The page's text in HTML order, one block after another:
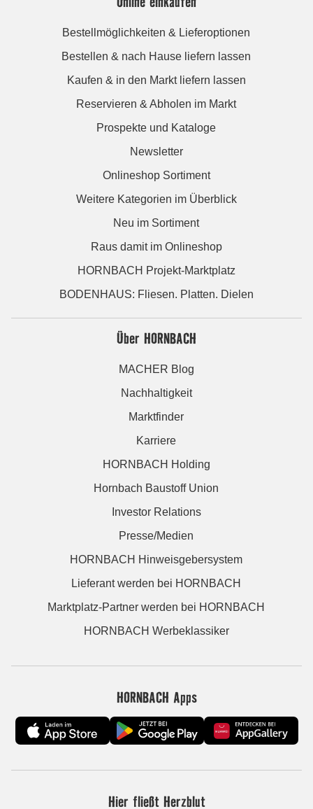
Bestellmöglichkeiten & Lieferoptionen
Bestellen & nach Hause liefern lassen
Kaufen & in den Markt liefern lassen
Reservieren & Abholen im Markt
Prospekte und Kataloge
Newsletter
Onlineshop Sortiment
Weitere Kategorien im Überblick
Neu im Sortiment
Raus damit im Onlineshop
HORNBACH Projekt-Marktplatz
BODENHAUS: Fliesen. Platten. Dielen
Über HORNBACH
MACHER Blog
Nachhaltigkeit
Marktfinder
Karriere
HORNBACH Holding
Hornbach Baustoff Union
Investor Relations
Presse/Medien
HORNBACH Hinweisgebersystem
Lieferant werden bei HORNBACH
Marktplatz-Partner werden bei HORNBACH
HORNBACH Werbeklassiker
HORNBACH Apps
Hier fließt Herzblut